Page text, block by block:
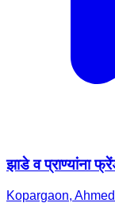
झाडे व प्राण्यांना
Kopargaon,